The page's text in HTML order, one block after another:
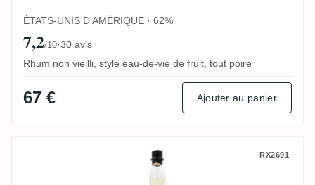
ÉTATS-UNIS D'AMÉRIQUE · 62%
7,2/10·30 avis
Rhum non vieilli, style eau-de-vie de fruit, tout poire
67 € Ajouter au panier
Foursquare & Hampden Probitas RX2691